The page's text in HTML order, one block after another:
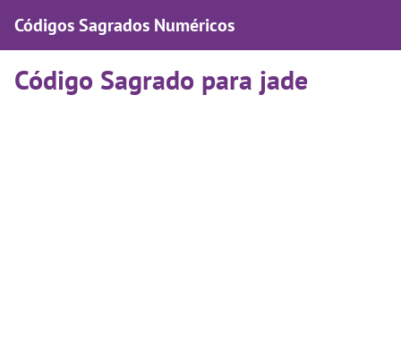
Códigos Sagrados Numéricos
Código Sagrado para jade